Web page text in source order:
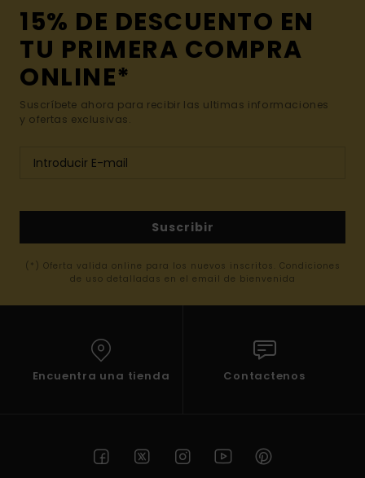
15% DE DESCUENTO EN
TU PRIMERA COMPRA
ONLINE*
Suscríbete ahora para recibir las ultimas informaciones
y ofertas exclusivas.
Suscribir
(*) Oferta valida online para los nuevos inscritos. Condiciones
de uso detalladas en el email de bienvenida
Encuentra una tienda Contactenos